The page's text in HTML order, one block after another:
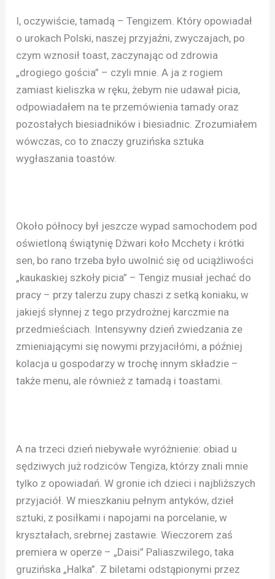
I, oczywiście, tamadą – Tengizem. Który opowiadał
o urokach Polski, naszej przyjaźni, zwyczajach, po
czym wznosił toast, zaczynając od zdrowia
„drogiego gościa” – czyli mnie. A ja z rogiem
zamiast kieliszka w ręku, żebym nie udawał picia,
odpowiadałem na te przemówienia tamady oraz
pozostałych biesiadników i biesiadnic. Zrozumiałem
wówczas, co to znaczy gruzińska sztuka
wygłaszania toastów.
Około północy był jeszcze wypad samochodem pod
oświetloną świątynię Dżwari koło Mcchety i krótki
sen, bo rano trzeba było uwolnić się od uciążliwości
„kaukaskiej szkoły picia” – Tengiz musiał jechać do
pracy – przy talerzu zupy chaszi z setką koniaku, w
jakiejś słynnej z tego przydrożnej karczmie na
przedmieściach. Intensywny dzień zwiedzania ze
zmieniającymi się nowymi przyjaciłómi, a później
kolacja u gospodarzy w trochę innym składzie –
także menu, ale również z tamadą i toastami.
A na trzeci dzień niebywałe wyróżnienie: obiad u
sędziwych już rodziców Tengiza, którzy znali mnie
tylko z opowiadań. W gronie ich dzieci i najbliższych
przyjaciół. W mieszkaniu pełnym antyków, dzieł
sztuki, z posiłkami i napojami na porcelanie, w
kryształach, srebrnej zastawie. Wieczorem zaś
premiera w operze – „Daisi” Paliaszwilego, taka
gruzińska „Halka”. Z biletami odstąpionymi przez